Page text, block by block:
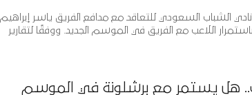
الشباب السعودي للتعاقد مع مدافع الفريق ياسر إبراهيم
اللاعب مع الفريق في الموسم الجديد. ووفقًا لتقارير
هل يستمر مع برشلونة في الموسم